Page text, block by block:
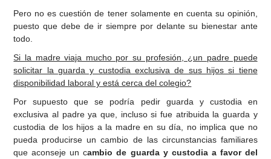
Pero no es cuestión de tener solamente en cuenta su opinión,
puesto que debe de ir siempre por delante su bienestar ante
todo.
Si la madre viaja mucho por su profesión, ¿un padre puede
solicitar la guarda y custodia exclusiva de sus hijos si tiene
disponibilidad laboral y está cerca del colegio?
Por supuesto que se podría pedir guarda y custodia en
exclusiva al padre ya que, incluso si fue atribuida la guarda y
custodia de los hijos a la madre en su día, no implica que no
pueda producirse un cambio de las circunstancias familiares
que aconseje un cambio de guarda y custodia a favor del